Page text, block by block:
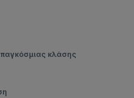
κλάσης